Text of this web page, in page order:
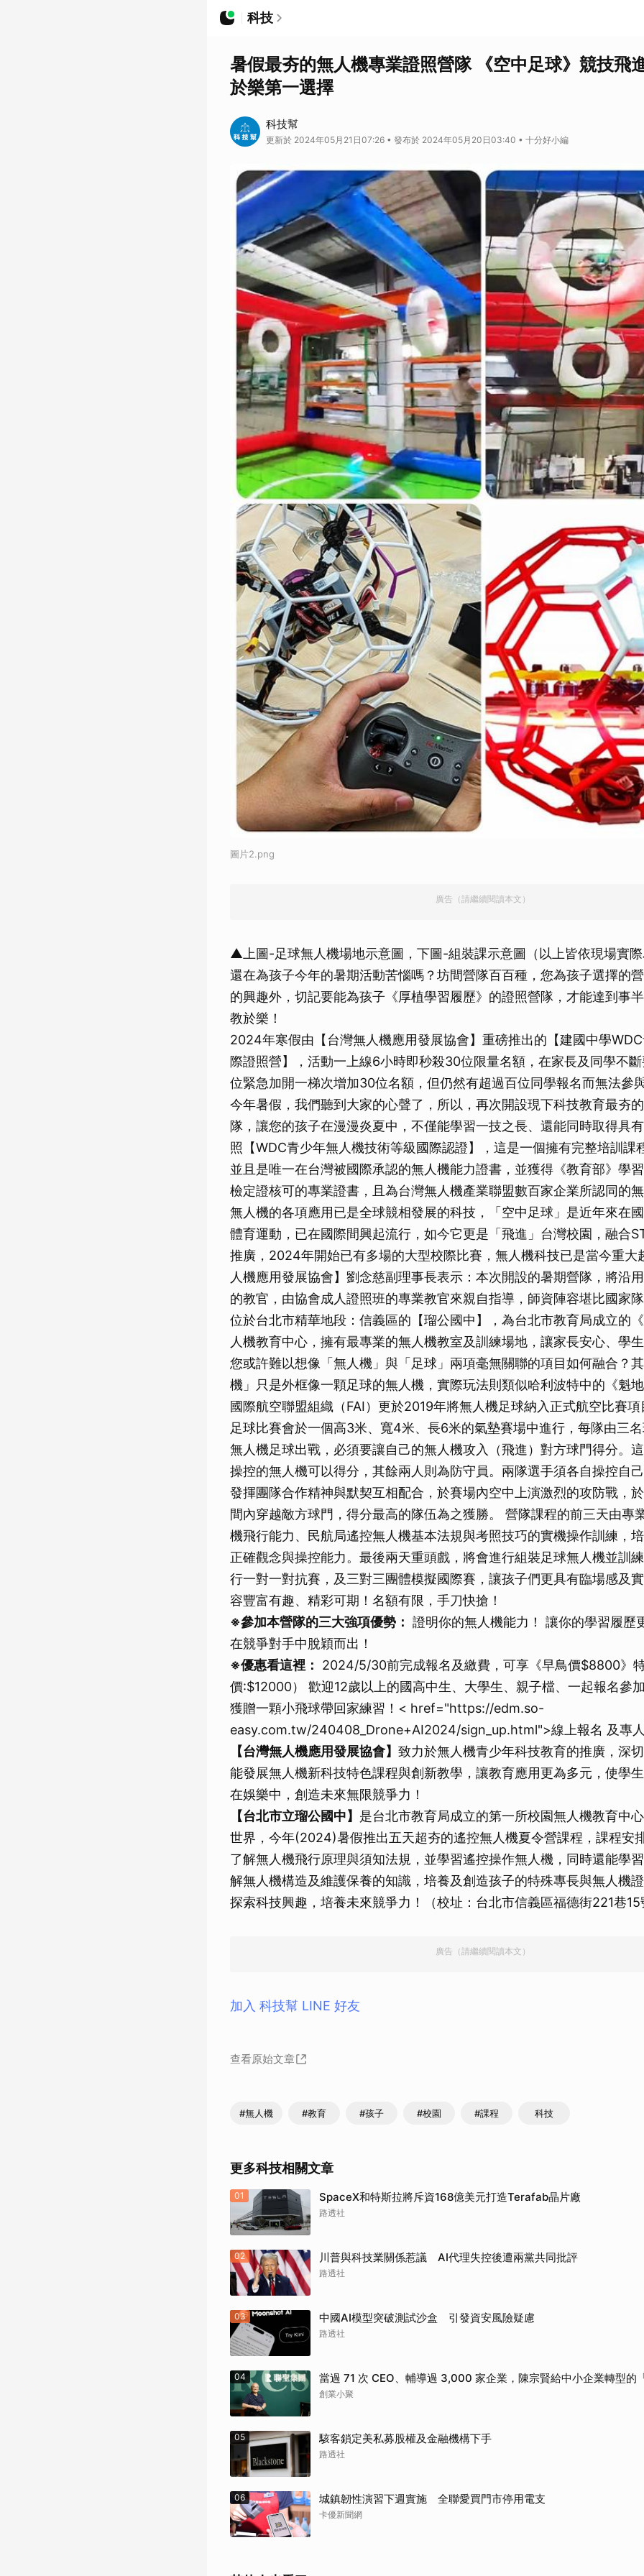
科技
暑假最夯的無人機專業證照營隊 《空中足球》競技飛
於樂第一選擇
科技幫
更新於 2024年05月21日07:26 • 發布於 2024年05月20日03:40 • 十分好小編
圖片2.png
廣告（請繼續閱讀本文）
▲上圖-足球無人機場地示意圖，下圖-組裝課示意圖（以上皆依現場實
還在為孩子今年的暑期活動苦惱嗎？坊間營隊百百種，您為孩子選擇的
的興趣外，切記要能為孩子《厚植學習履歷》的證照營隊，才能達到事
教於樂！
2024年寒假由【台灣無人機應用發展協會】重磅推出的【建國中學
際證照營】，活動一上線6小時即秒殺30位限量名額，在家長及同學不
位緊急加開一梯次增加30位名額，但仍然有超過百位同學報名而無法
今年暑假，我們聽到大家的心聲了，所以，再次開設現下科技教育最夯
隊，讓您的孩子在漫漫炎夏中，不僅能學習一技之長、還能同時取得具
照【WDC青少年無人機技術等級國際認證】，這是一個擁有完整培訓課
並且是唯一在台灣被國際承認的無人機能力證書，並獲得《教育部》學
檢定證核可的專業證書，且為台灣無人機產業聯盟數百家企業所認同的
無人機的各項應用已是全球競相發展的科技，「空中足球」是近年來在
體育運動，已在國際間興起流行，如今它更是「飛進」台灣校園，融合
推廣，2024年開始已有多場的大型校際比賽，無人機科技已是當今重大
人機應用發展協會】劉念慈副理事長表示：本次開設的暑期營隊，將沿
的教官，由協會成人證照班的專業教官來親自指導，師資陣容堪比國家
位於台北市精華地段：信義區的【瑠公國中】，為台北市教育局成立的
人機教育中心，擁有最專業的無人機教室及訓練場地，讓家長安心、學
您或許難以想像「無人機」與「足球」兩項毫無關聯的項目如何融合？
機」只是外框像一顆足球的無人機，實際玩法則類似哈利波特中的《魁
國際航空聯盟組織（FAI）更於2019年將無人機足球納入正式航空比賽
足球比賽會於一個高3米、寬4米、長6米的氣墊賽場中進行，每隊由三
無人機足球出戰，必須要讓自己的無人機攻入（飛進）對方球門得分。
操控的無人機可以得分，其餘兩人則為防守員。兩隊選手須各自操控自
發揮團隊合作精神與默契互相配合，於賽場內空中上演激烈的攻防戰，
間內穿越敵方球門，得分最高的隊伍為之獲勝。 營隊課程的前三天由專
機飛行能力、民航局遙控無人機基本法規與考照技巧的實機操作訓練，
正確觀念與操控能力。最後兩天重頭戲，將會進行組裝足球無人機並訓
行一對一對抗賽，及三對三團體模擬國際賽，讓孩子們更具有臨場感及
容豐富有趣、精彩可期！名額有限，手刀快搶！
※參加本營隊的三大強項優勢： 證明你的無人機能力！ 讓你的學習履歷
在競爭對手中脫穎而出！
※優惠看這裡：
2024/5/30前完成報名及繳費，可享《早鳥價$8800》
價:$12000） 歡迎12歲以上的國高中生、大學生、親子檔、一起報名參
獲贈一顆小飛球帶回家練習！< href="https://edm.so-
easy.com.tw/240408_Drone+AI2024/sign_up.html">線上報名 及專
【台灣無人機應用發展協會】 致力於無人機青少年科技教育的推廣，深
能發展無人機新科技特色課程與創新教學，讓教育應用更為多元，使學
在娛樂中，創造未來無限競爭力！
【台北市立瑠公國中】 是台北市教育局成立的第一所校園無人機教育中
世界，今年(2024)暑假推出五天超夯的遙控無人機夏令營課程，課程安
了解無人機飛行原理與須知法規，並學習遙控操作無人機，同時還能學
解無人機構造及維護保養的知識，培養及創造孩子的特殊專長與無人機
探索科技興趣，培養未來競爭力！（校址：台北市信義區福德街221巷15
廣告（請繼續閱讀本文）
加入 科技幫 LINE 好友
查看原始文章
#無人機 #教育 #孩子 #校園 #課程 科技
更多科技相關文章
01 SpaceX和特斯拉將斥資168億美元打造Terafab晶片廠
路透社
02 川普與科技業關係惹議 AI代理失控後遭兩黨共同批評
路透社
03 中國AI模型突破測試沙盒 引發資安風險疑慮
路透社
04 當過 71 次 CEO、輔導過 3,000 家企業，陳宗賢給中小企業轉型的
創業小聚
05 駭客鎖定美私募股權及金融機構下手
路透社
06 城鎮韌性演習下週實施 全聯愛買門市停用電支
卡優新聞網
取消